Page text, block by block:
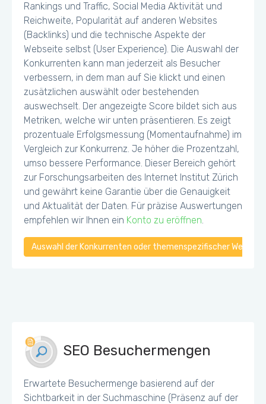
Rankings und Traffic, Social Media Aktivität und
Reichweite, Popularität auf anderen Websites
(Backlinks) und die technische Aspekte der
Webseite selbst (User Experience). Die Auswahl der
Konkurrenten kann man jederzeit als Besucher
verbessern, in dem man auf Sie klickt und einen
zusätzlichen auswählt oder bestehenden
auswechselt. Der angezeigte Score bildet sich aus
Metriken, welche wir unten präsentieren. Es zeigt
prozentuale Erfolgsmessung (Momentaufnahme) im
Vergleich zur Konkurrenz. Je höher die Prozentzahl,
umso bessere Performance. Dieser Bereich gehört
zur Forschungsarbeiten des Internet Institut Zürich
und gewährt keine Garantie über die Genauigkeit
und Aktualität der Daten. Für präzise Auswertungen
empfehlen wir Ihnen ein Konto zu eröffnen.
Auswahl der Konkurrenten oder themenspezifischer
SEO Besuchermengen
Erwartete Besuchermenge basierend auf der
Sichtbarkeit in der Suchmaschine (Präsenz auf der